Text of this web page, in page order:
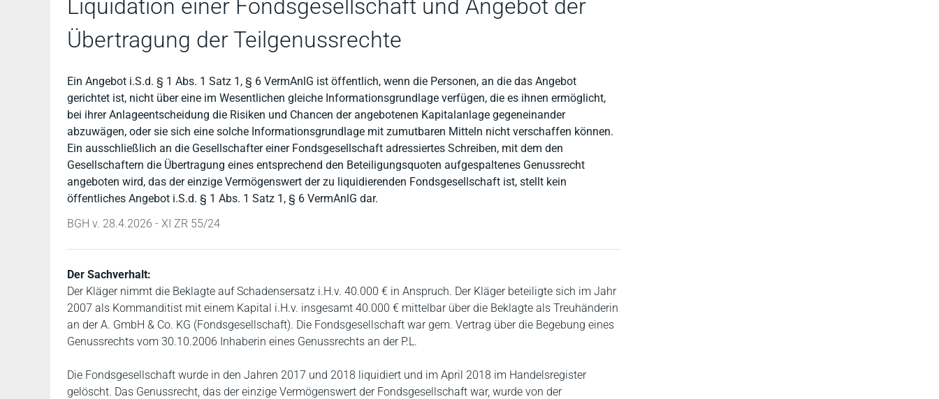
Liquidation einer Fondsgesellschaft und Angebot der
Übertragung der Teilgenussrechte
Ein Angebot i.S.d. § 1 Abs. 1 Satz 1, § 6 VermAnlG ist öffentlich, wenn die Personen, an die das Angebot
gerichtet ist, nicht über eine im Wesentlichen gleiche Informationsgrundlage verfügen, die es ihnen ermöglicht,
bei ihrer Anlageentscheidung die Risiken und Chancen der angebotenen Kapitalanlage gegeneinander
abzuwägen, oder sie sich eine solche Informationsgrundlage mit zumutbaren Mitteln nicht verschaffen können.
Ein ausschließlich an die Gesellschafter einer Fondsgesellschaft adressiertes Schreiben, mit dem den
Gesellschaftern die Übertragung eines entsprechend den Beteiligungsquoten aufgespaltenes Genussrecht
angeboten wird, das der einzige Vermögenswert der zu liquidierenden Fondsgesellschaft ist, stellt kein
öffentliches Angebot i.S.d. § 1 Abs. 1 Satz 1, § 6 VermAnlG dar.
BGH v. 28.4.2026 - XI ZR 55/24
Der Sachverhalt:
Der Kläger nimmt die Beklagte auf Schadensersatz i.H.v. 40.000 € in Anspruch. Der Kläger beteiligte sich im Jahr
2007 als Kommanditist mit einem Kapital i.H.v. insgesamt 40.000 € mittelbar über die Beklagte als Treuhänderin
an der A. GmbH & Co. KG (Fondsgesellschaft). Die Fondsgesellschaft war gem. Vertrag über die Begebung eines
Genussrechts vom 30.10.2006 Inhaberin eines Genussrechts an der P.L.
Die Fondsgesellschaft wurde in den Jahren 2017 und 2018 liquidiert und im April 2018 im Handelsregister
gelöscht. Das Genussrecht, das der einzige Vermögenswert der Fondsgesellschaft war, wurde von der